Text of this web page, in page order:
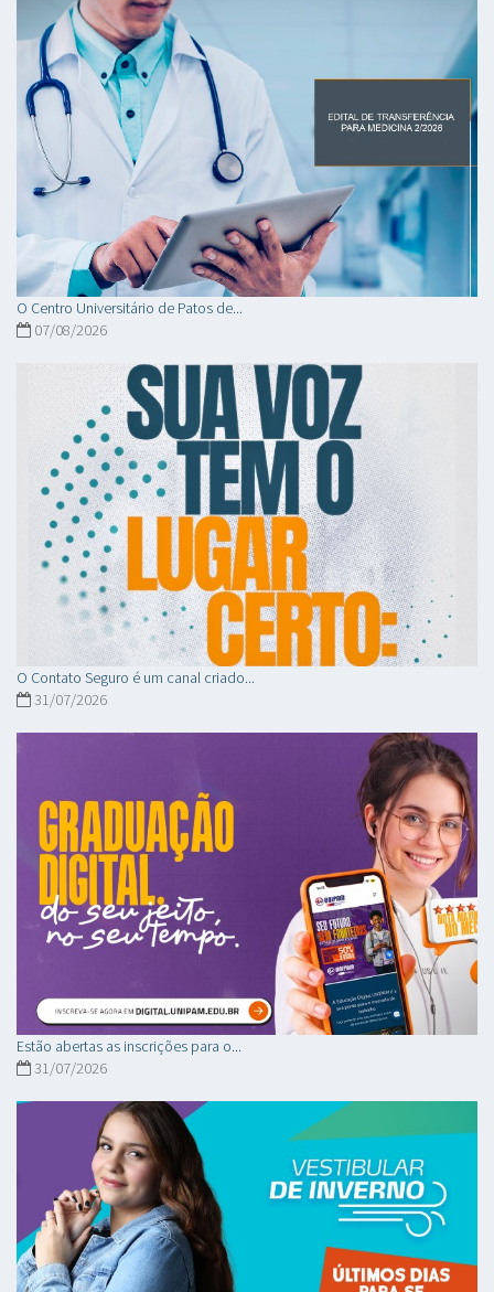
O Centro Universitário de Patos de...
07/08/2026
O Contato Seguro é um canal criado...
31/07/2026
Estão abertas as inscrições para o...
31/07/2026